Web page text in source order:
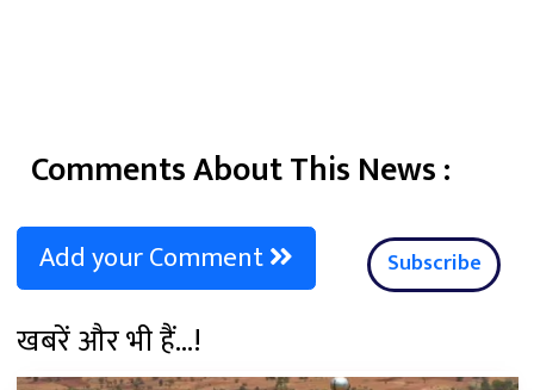
Comments About This News :
Add your Comment Subscribe
खबरें और भी हैं...!